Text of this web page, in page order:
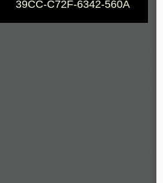
39CC-C72F-6342-560A